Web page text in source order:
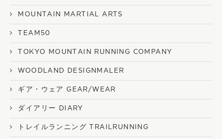
MOUNTAIN MARTIAL ARTS
TEAM50
TOKYO MOUNTAIN RUNNING COMPANY
WOODLAND DESIGNMALER
ギア・ウェア GEAR/WEAR
ダイアリー DIARY
トレイルランニング TRAILRUNNING